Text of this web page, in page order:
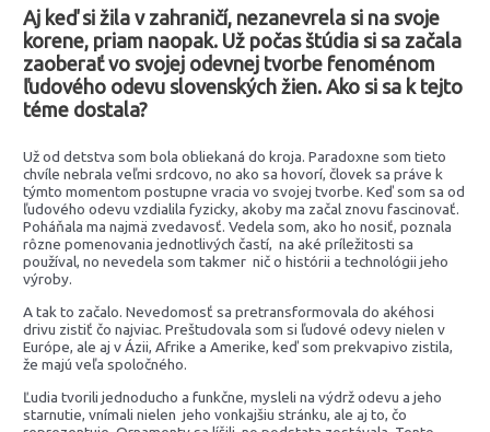
Aj keď si žila v zahraničí, nezanevrela si na svoje
korene, priam naopak. Už počas štúdia si sa začala
zaoberať vo svojej odevnej tvorbe fenoménom
ľudového odevu slovenských žien. Ako si sa k tejto
téme dostala?
Už od detstva som bola obliekaná do kroja. Paradoxne som tieto
chvíle nebrala veľmi srdcovo, no ako sa hovorí, človek sa práve k
týmto momentom postupne vracia vo svojej tvorbe. Keď som sa od
ľudového odevu vzdialila fyzicky, akoby ma začal znovu fascinovať.
Poháňala ma najmä zvedavosť. Vedela som, ako ho nosiť, poznala
rôzne pomenovania jednotlivých častí, na aké príležitosti sa
používal, no nevedela som takmer nič o histórii a technológii jeho
výroby.
A tak to začalo. Nevedomosť sa pretransformovala do akéhosi
drivu zistiť čo najviac. Preštudovala som si ľudové odevy nielen v
Európe, ale aj v Ázii, Afrike a Amerike, keď som prekvapivo zistila,
že majú veľa spoločného.
Ľudia tvorili jednoducho a funkčne, mysleli na výdrž odevu a jeho
starnutie, vnímali nielen jeho vonkajšiu stránku, ale aj to, čo